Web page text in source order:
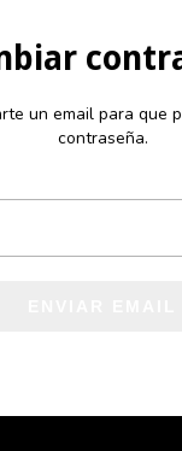
un email para que
contraseña.